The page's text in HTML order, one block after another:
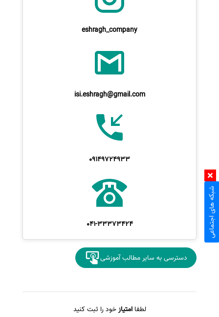
eshragh_company
isi.eshragh@gmail.com
09149724933
041-33373424
دسترسی به سایر مطالب آموزشی
لطفاامتیازخود را ثبت کنید
شبکه های اجتماعی